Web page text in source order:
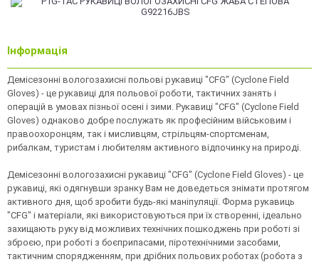
Інформація
Демісезонні вологозахисні польові рукавиці "CFG" (Cyclone Field
Gloves) - це рукавиці для польової роботи, тактичних занять і
операцій в умовах пізньої осені і зими. Рукавиці "CFG" (Cyclone Field
Gloves) однаково добре послужать як професійним військовим і
правоохоронцям, так і мисливцям, стрільцям-спортсменам,
рибалкам, туристам і любителям активного відпочинку на природі.
Демісезонні вологозахисні рукавиці "CFG" (Cyclone Field Gloves) - це
рукавиці, які одягнувши зранку Вам не доведеться знімати протягом
активного дня, щоб зробити будь-які маніпуляції. Форма рукавиць
"CFG" і матеріали, які використовуються при їх створенні, ідеально
захищають руку від можливих технічних пошкоджень при роботі зі
зброєю, при роботі з боєприпасами, піротехнічними засобами,
тактичним спорядженням, при дрібних польових роботах (робота з